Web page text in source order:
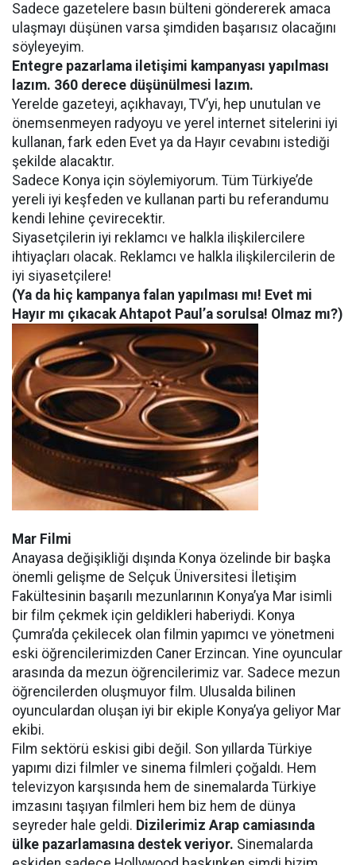
Sadece gazetelere basın bülteni göndererek amaca
ulaşmayı düşünen varsa şimdiden başarısız olacağını
söyleyeyim.
Entegre pazarlama iletişimi kampanyası yapılması
lazım. 360 derece düşünülmesi lazım.
Yerelde gazeteyi, açıkhavayı, TV’yi, hep unutulan ve
önemsenmeyen radyoyu ve yerel internet sitelerini iyi
kullanan, fark eden Evet ya da Hayır cevabını istediği
şekilde alacaktır.
Sadece Konya için söylemiyorum. Tüm Türkiye’de
yereli iyi keşfeden ve kullanan parti bu referandumu
kendi lehine çevirecektir.
Siyasetçilerin iyi reklamcı ve halkla ilişkilercilere
ihtiyaçları olacak. Reklamcı ve halkla ilişkilercilerin de
iyi siyasetçilere!
(Ya da hiç kampanya falan yapılması mı! Evet mi
Hayır mı çıkacak Ahtapot Paul’a sorulsa! Olmaz mı?)
Mar Filmi
Anayasa değişikliği dışında Konya özelinde bir başka
önemli gelişme de Selçuk Üniversitesi İletişim
Fakültesinin başarılı mezunlarının Konya’ya Mar isimli
bir film çekmek için geldikleri haberiydi. Konya
Çumra’da çekilecek olan filmin yapımcı ve yönetmeni
eski öğrencilerimizden Caner Erzincan. Yine oyuncular
arasında da mezun öğrencilerimiz var. Sadece mezun
öğrencilerden oluşmuyor film. Ulusalda bilinen
oyunculardan oluşan iyi bir ekiple Konya’ya geliyor Mar
ekibi.
Film sektörü eskisi gibi değil. Son yıllarda Türkiye
yapımı dizi filmler ve sinema filmleri çoğaldı. Hem
televizyon karşısında hem de sinemalarda Türkiye
imzasını taşıyan filmleri hem biz hem de dünya
seyreder hale geldi. Dizilerimiz Arap camiasında
ülke pazarlamasına destek veriyor. Sinemalarda